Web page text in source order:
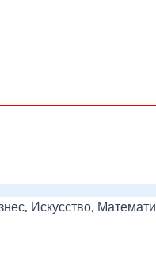
Искусство,